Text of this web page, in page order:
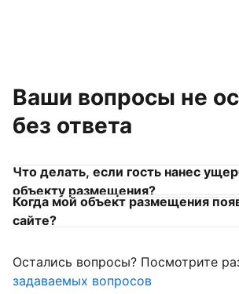
Ваши вопросы не
без ответа
Что делать, если гость нанес
объекту размещения?
Когда мой объект размещения
сайте?
Остались вопросы? Посмотрите
задаваемых вопросов